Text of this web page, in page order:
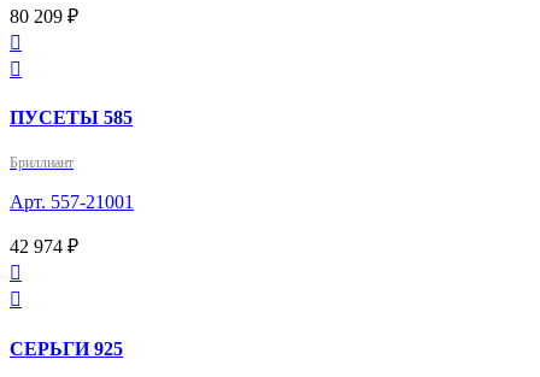
80 209 ₽


ПУСЕТЫ 585
Бриллиант
Арт. 557-21001
42 974 ₽


СЕРЬГИ 925